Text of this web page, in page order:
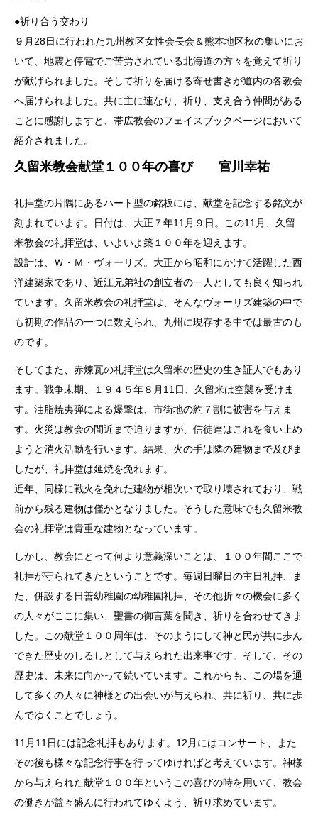
●祈り合う交わり
９月28日に行われた九州教区女性会長会＆熊本地区秋の集いにお
いて、地震と停電でご苦労されている北海道の方々を覚えて祈り
が献げられました。そして祈りを届ける寄せ書きが道内の各教会
へ届けられました。共に主に連なり、祈り、支え合う仲間がある
ことに感謝しますと、帯広教会のフェイスブックページにおいて
紹介されました。
久留米教会献堂１００年の喜び 宮川幸祐
礼拝堂の片隅にあるハート型の銘板には、献堂を記念する銘文が
刻まれています。日付は、大正７年11月９日。この11月、久留
米教会の礼拝堂は、いよいよ築１００年を迎えます。
設計は、Ｗ・Ｍ・ヴォーリズ。大正から昭和にかけて活躍した西
洋建築家であり、近江兄弟社の創立者の一人としても良く知られ
ています。久留米教会の礼拝堂は、そんなヴォーリズ建築の中で
も初期の作品の一つに数えられ、九州に現存する中では最古のも
のです。
そしてまた、赤煉瓦の礼拝堂は久留米の歴史の生き証人でもあり
ます。戦争末期、１９４５年８月11日、久留米は空襲を受けま
す。油脂焼夷弾による爆撃は、市街地の約７割に被害を与えま
す。火災は教会の間近まで迫りますが、信徒達はこれを食い止め
ようと消火活動を行います。結果、火の手は隣の建物まで及びま
したが、礼拝堂は延焼を免れます。
近年、同様に戦火を免れた建物が相次いで取り壊されており、戦
前から残る建物は僅かとなりました。そうした意味でも久留米教
会の礼拝堂は貴重な建物となっています。
しかし、教会にとって何より意義深いことは、１００年間ここで
礼拝が守られてきたということです。毎週日曜日の主日礼拝、ま
た、併設する日善幼稚園の幼稚園礼拝、その他折々の機会に多く
の人々がここに集い、聖書の御言葉を聞き、祈りを合わせてきま
した。この献堂１００周年は、そのようにして神と民が共に歩ん
できた歴史のしるしとして与えられた出来事です。そして、その
歴史は、未来に向かって続いています。これからも、この場を通
して多くの人々に神様との出会いが与えられ、共に祈り、共に歩
んでゆくことでしょう。
11月11日には記念礼拝もあります。12月にはコンサート、また
その後も様々な記念行事を行ってゆければと考えています。神様
から与えられた献堂１００年というこの喜びの時を用いて、教会
の働きが益々盛んに行われてゆくよう、祈り求めています。